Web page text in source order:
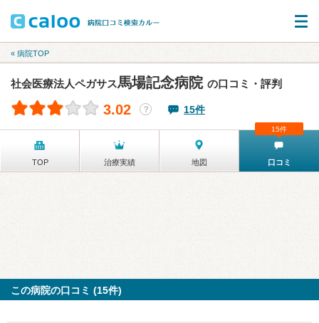
« 病院TOP
社会医療法人ペガサス馬場記念病院 の口コミ・評判
3.02 ？ 15件
TOP 治療実績 地図 口コミ
15件
この病院の口コミ (15件)